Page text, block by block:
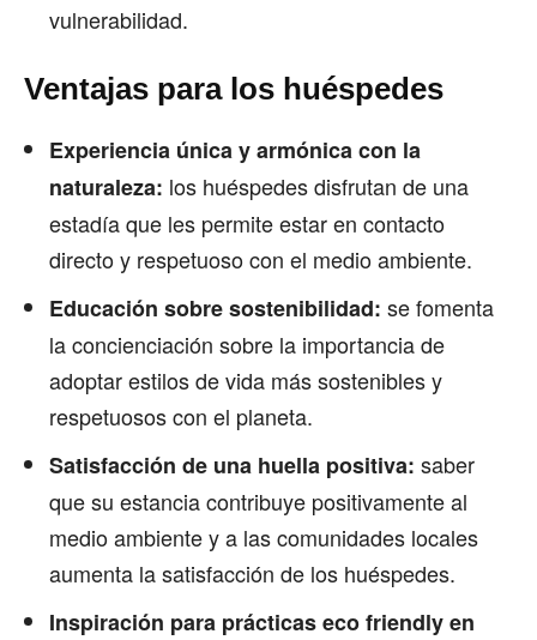
vulnerabilidad.
Ventajas para los huéspedes
Experiencia única y armónica con la
naturaleza: los huéspedes disfrutan de una
estadía que les permite estar en contacto
directo y respetuoso con el medio ambiente.
Educación sobre sostenibilidad: se fomenta
la concienciación sobre la importancia de
adoptar estilos de vida más sostenibles y
respetuosos con el planeta.
Satisfacción de una huella positiva: saber
que su estancia contribuye positivamente al
medio ambiente y a las comunidades locales
aumenta la satisfacción de los huéspedes.
Inspiración para prácticas eco friendly en